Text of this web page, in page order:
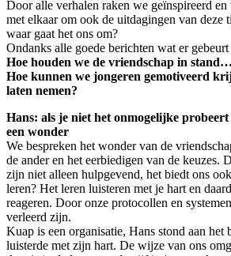
Door alle verhalen raken we geïnspireerd
met elkaar om ook de uitdagingen van deze
waar gaat het ons om?
Ondanks alle goede berichten wat er gebeurt
Hoe houden we de vriendschap in
Hoe kunnen we jongeren gemotiveerd
laten nemen?
Hans: als je niet het onmogelijke
een wonder
We bespreken het wonder van de
de ander en het eerbiedigen van de keuzes.
zijn niet alleen hulpgevend, het biedt ons
leren? Het leren luisteren met je hart en
reageren. Door onze protocollen en
verleerd zijn.
Kuap is een organisatie, Hans stond aan het
luisterde met zijn hart. De wijze van ons